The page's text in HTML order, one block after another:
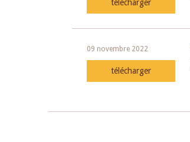
télécharger
09 novembre 2022
télécharger